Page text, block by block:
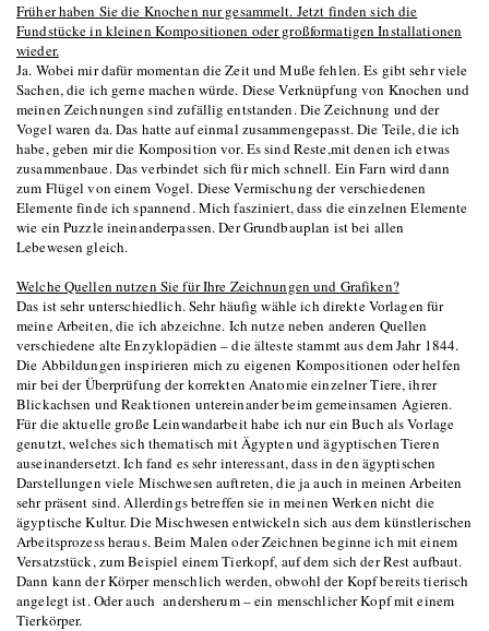
Früher haben Sie die Knochen nur gesammelt. Jetzt finden sich die
Fundstücke in kleinen Kompositionen oder großformatigen Installationen
wieder.
Ja. Wobei mir dafür momentan die Zeit und Muße fehlen. Es gibt sehr viele
Sachen, die ich gerne machen würde. Diese Verknüpfung von Knochen und
meinen Zeichnungen sind zufällig entstanden. Die Zeichnung und der
Vogel waren da. Das hatte auf einmal zusammengepasst. Die Teile, die ich
habe, geben mir die Komposition vor. Es sind Reste,mit denen ich etwas
zusammenbaue. Das verbindet sich für mich schnell. Ein Farn wird dann
zum Flügel von einem Vogel. Diese Vermischung der verschiedenen
Elemente finde ich spannend. Mich fasziniert, dass die einzelnen Elemente
wie ein Puzzle ineinanderpassen. Der Grundbauplan ist bei allen
Lebewesen gleich.
Welche Quellen nutzen Sie für Ihre Zeichnungen und Grafiken?
Das ist sehr unterschiedlich. Sehr häufig wähle ich direkte Vorlagen für
meine Arbeiten, die ich abzeichne. Ich nutze neben anderen Quellen
verschiedene alte Enzyklopädien – die älteste stammt aus dem Jahr 1844.
Die Abbildungen inspirieren mich zu eigenen Kompositionen oder helfen
mir bei der Überprüfung der korrekten Anatomie einzelner Tiere, ihrer
Blickachsen und Reaktionen untereinander beim gemeinsamen Agieren.
Für die aktuelle große Leinwandarbeit habe ich nur ein Buch als Vorlage
genutzt, welches sich thematisch mit Ägypten und ägyptischen Tieren
auseinandersetzt. Ich fand es sehr interessant, dass in den ägyptischen
Darstellungen viele Mischwesen auftreten, die ja auch in meinen Arbeiten
sehr präsent sind. Allerdings betreffen sie in meinen Werken nicht die
ägyptische Kultur. Die Mischwesen entwickeln sich aus dem künstlerischen
Arbeitsprozess heraus. Beim Malen oder Zeichnen beginne ich mit einem
Versatzstück, zum Beispiel einem Tierkopf, auf dem sich der Rest aufbaut.
Dann kann der Körper menschlich werden, obwohl der Kopf bereits tierisch
angelegt ist. Oder auch andersherum – ein menschlicher Kopf mit einem
Tierkörper.